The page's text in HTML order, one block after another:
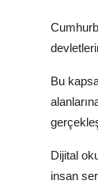
Bu
Dijital
insan